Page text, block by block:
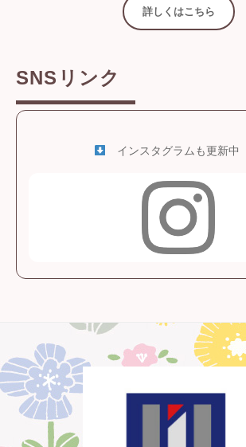
詳しくはこちら
SNSリンク
インスタグラムも更新中